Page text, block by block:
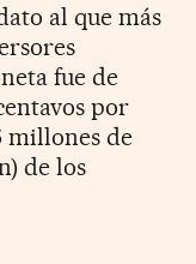
al que más
fue de
por
millones de
de los